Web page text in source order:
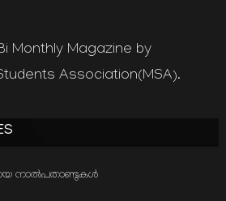
Monthly Magazine by
Association(MSA).
നാൽപതാണ്ടുകൾ